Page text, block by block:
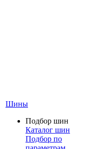
Шины
Подбор шин
Каталог шин
Подбор по